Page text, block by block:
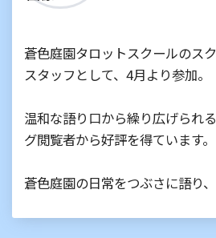
蒼色庭園タロットスクールのス
スタッフとして、4月より参加。
温和な語り口から繰り広げられ
グ閲覧者から好評を得ています。
蒼色庭園の日常をつぶさに語り